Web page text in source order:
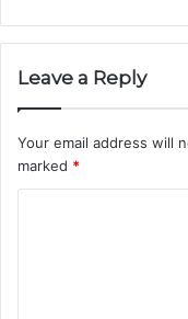
Leave a Reply
Your email address will
marked *